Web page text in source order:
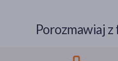
Porozmawiaj